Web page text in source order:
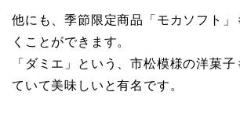
他にも、季節限定商品「モカソフト」
くことができます。
「ダミエ」という、市松模様の洋菓子
ていて美味しいと有名です。